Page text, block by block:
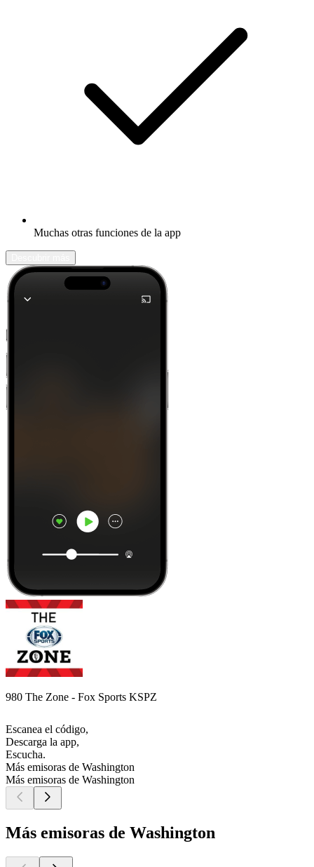
Muchas otras funciones de la app
980 The Zone - Fox Sports KSPZ
Escanea el código,
Descarga la app,
Escucha.
Más emisoras de Washington
Más emisoras de Washington
Más emisoras de Washington